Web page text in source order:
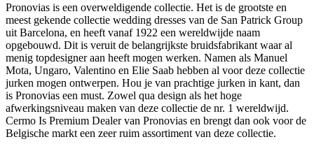
Pronovias is een overweldigende collectie. Het is de grootste en
meest gekende collectie wedding dresses van de San Patrick Group
uit Barcelona, en heeft vanaf 1922 een wereldwijde naam
opgebouwd. Dit is veruit de belangrijkste bruidsfabrikant waar al
menig topdesigner aan heeft mogen werken. Namen als Manuel
Mota, Ungaro, Valentino en Elie Saab hebben al voor deze collectie
jurken mogen ontwerpen. Hou je van prachtige jurken in kant, dan
is Pronovias een must. Zowel qua design als het hoge
afwerkingsniveau maken van deze collectie de nr. 1 wereldwijd.
Cermo Is Premium Dealer van Pronovias en brengt dan ook voor de
Belgische markt een zeer ruim assortiment van deze collectie.